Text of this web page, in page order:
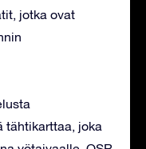
jotka ovat
tähtikarttaa, joka